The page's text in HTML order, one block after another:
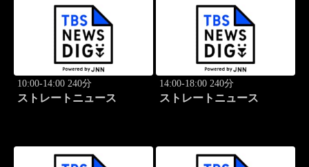
10:00-14:00 240分
ストレートニュース
14:00-18:00 240分
ストレートニュース